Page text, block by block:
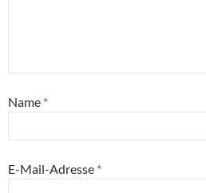
Name *
E-Mail-Adresse *